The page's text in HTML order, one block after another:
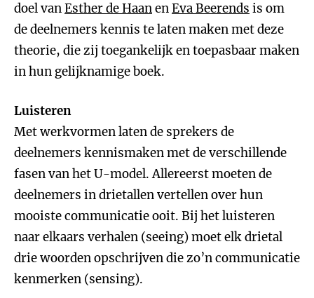
doel vanEsther de HaanenEva Beerends is om
de deelnemers kennis te laten maken met deze
theorie, die zij toegankelijk en toepasbaar maken
in hun gelijknamige boek.
Luisteren
Met werkvormen laten de sprekers de
deelnemers kennismaken met de verschillende
fasen van het U-model. Allereerst moeten de
deelnemers in drietallen vertellen over hun
mooiste communicatie ooit. Bij het luisteren
naar elkaars verhalen (seeing) moet elk drietal
drie woorden opschrijven die zo’n communicatie
kenmerken (sensing).